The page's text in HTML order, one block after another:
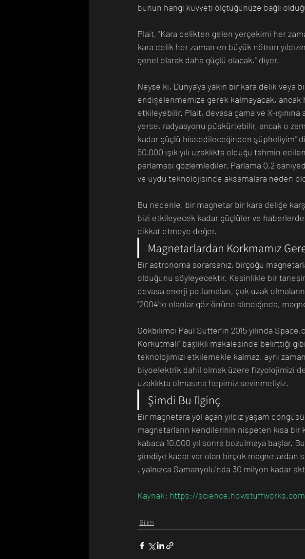
bunun hangi kuvveti ölçtüğünüze bağlı
Plait, "Kara delikten gelen yerçekimi her
kara delik her zaman en büyük nötron
genel olarak daha güçlü olacak." diyor.
Neyse ki, Dünya'ya yakın bir kara delik veya
endişelenmemize gerek kalmayacak, ancak
etkileyebilir. Plait, devasa gama ve X-
yerse, radyasyonu püskürtebilir, ancak o
kadar güçlü hissedileceğinden şüpheliyim"
50.000 ışık yılı uzaklıkta olduğu tahmin
parlaması gözlemlediler. Parlama 0,2
ve uydu teknolojisinde aksamalara neden
Bu nedenle, bir magnetar bir kara deliğe
bizi etkileyecek kadar güçlüler ve
dikkat etmeye değer.
Magnetarlardan Korkmamız
Bir astronoma sorarsanız, birçoğu
olduğunu söyleyecektir. Kesinlikle bir
devasa enerji patlamaları, çok uzak
"2004'te olanlar göz önüne alındığında,
Gökbilimci Paul Sutter'ın 2015 yılında
Korkutmalı" başlıklı makalesinde belirttiği
teknolojimizi etkilemekle kalmaz, aynı
biyoelektrik dahil olmak üzere fizyolojimizi de
uzaklıkta olmasına hepimiz sevinmeliyiz.
Şimdi Bu İlginç
Bir magnetara yol açan yıldız yaşam
magnetarların kendilerinin nispeten kısa bir
kabaca 10.000 yıl sonra bozulmaya başlar.
şimdiye kadar var olan birçok magnetardan
, yalnızca Samanyolu'nda 30 milyon kadar
Kaynak: https://
Bilim